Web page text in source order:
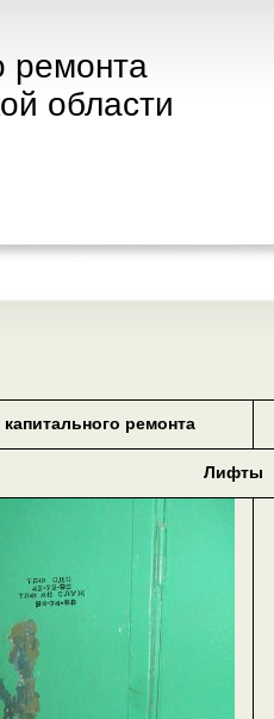
ремонта
области
ремонта
Лифты